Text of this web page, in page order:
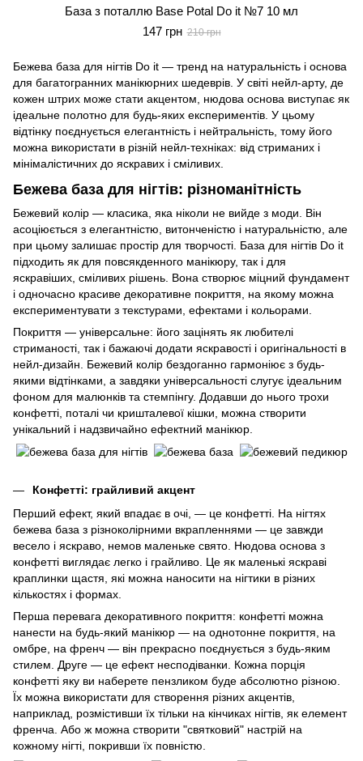
База з поталлю Base Potal Do it №7 10 мл
147 грн 210 грн
Бежева база для нігтів Do it — тренд на натуральність і основа
для багатогранних манікюрних шедеврів. У світі нейл-арту, де
кожен штрих може стати акцентом, нюдова основа виступає як
ідеальне полотно для будь-яких експериментів. У цьому
відтінку поєднується елегантність і нейтральність, тому його
можна використати в різній нейл-техніках: від стриманих і
мінімалістичних до яскравих і сміливих.
Бежева база для нігтів: різноманітність
Бежевий колір — класика, яка ніколи не вийде з моди. Він
асоціюється з елегантністю, витонченістю і натуральністю, але
при цьому залишає простір для творчості. База для нігтів Do it
підходить як для повсякденного манікюру, так і для
яскравіших, сміливих рішень. Вона створює міцний фундамент
і одночасно красиве декоративне покриття, на якому можна
експериментувати з текстурами, ефектами і кольорами.
Покриття — універсальне: його зацінять як любителі
стриманості, так і бажаючі додати яскравості і оригінальності в
нейл-дизайн. Бежевий колір бездоганно гармоніює з будь-
якими відтінками, а завдяки універсальності слугує ідеальним
фоном для малюнків та стемпінгу. Додавши до нього трохи
конфетті, поталі чи кришталевої кішки, можна створити
унікальний і надзвичайно ефектний манікюр.
Конфетті: грайливий акцент
Перший ефект, який впадає в очі, — це конфетті. На нігтях
бежева база з різноколірними вкрапленнями — це завжди
весело і яскраво, немов маленьке свято. Нюдова основа з
конфетті виглядає легко і грайливо. Це як маленькі яскраві
краплинки щастя, які можна наносити на нігтики в різних
кількостях і формах.
Перша перевага декоративного покриття: конфетті можна
нанести на будь-який манікюр — на однотонне покриття, на
омбре, на френч — він прекрасно поєднується з будь-яким
стилем. Друге — це ефект несподіванки. Кожна порція
конфетті яку ви наберете пензликом буде абсолютно різною.
Їх можна використати для створення різних акцентів,
наприклад, розмістивши їх тільки на кінчиках нігтів, як елемент
френча. Або ж можна створити "святковий" настрій на
кожному нігті, покривши їх повністю.